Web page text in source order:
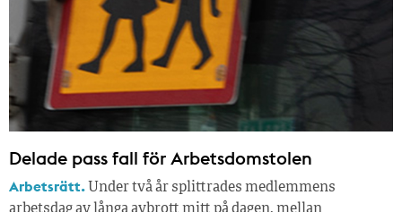
Delade pass fall för Arbetsdomstolen
Arbetsrätt. Under två år splittrades medlemmens